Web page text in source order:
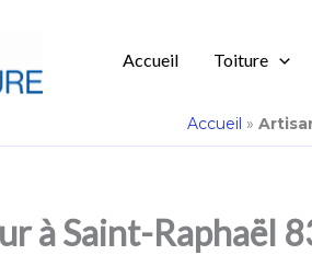
Accueil Toiture
Accueil »
à Saint-Raphaël